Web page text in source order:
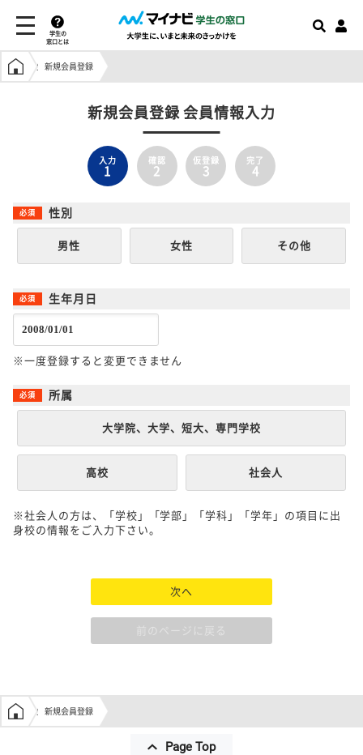
学生の
窓口とは
学生の窓口トップ
新規会員登録
新規会員登録 会員情報入力
入力
1
確認
2
仮登録
3
完了
4
性別
男性 女性 その他
生年月日
※一度登録すると変更できません
所属
大学院、大学、短大、専門学校
高校 社会人
※社会人の方は、「学校」「学部」「学科」「学年」の項目に出
身校の情報をご入力下さい。
次へ
前のページに戻る
学生の窓口トップ
新規会員登録
Page Top